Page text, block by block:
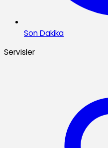
Son Dakika
Servisler